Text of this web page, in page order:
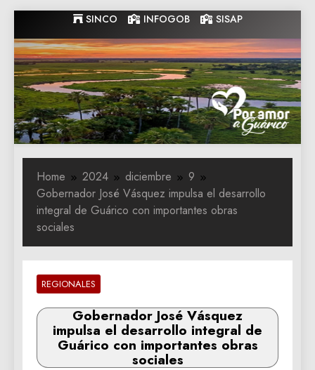
to
content
SINCO INFOGOB SISAP
Gobernacion
de Guarico
Gobernacion de Guarico
Home 2024 diciembre
9
Gobernador José Vásquez impulsa el desarrollo
integral de Guárico con importantes obras
sociales
REGIONALES
Gobernador José Vásquez
impulsa el desarrollo integral de
Guárico con importantes obras
sociales